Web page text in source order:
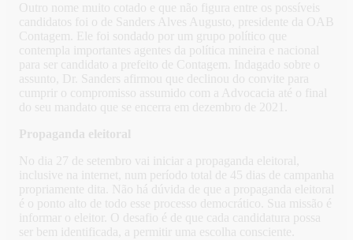
Outro nome muito cotado e que não figura entre os possíveis
candidatos foi o de Sanders Alves Augusto, presidente da OAB
Contagem. Ele foi sondado por um grupo político que
contempla importantes agentes da política mineira e nacional
para ser candidato a prefeito de Contagem. Indagado sobre o
assunto, Dr. Sanders afirmou que declinou do convite para
cumprir o compromisso assumido com a Advocacia até o final
do seu mandato que se encerra em dezembro de 2021.
Propaganda eleitoral
No dia 27 de setembro vai iniciar a propaganda eleitoral,
inclusive na internet, num período total de 45 dias de campanha
propriamente dita. Não há dúvida de que a propaganda eleitoral
é o ponto alto de todo esse processo democrático. Sua missão é
informar o eleitor. O desafio é de que cada candidatura possa
ser bem identificada, a permitir uma escolha consciente.